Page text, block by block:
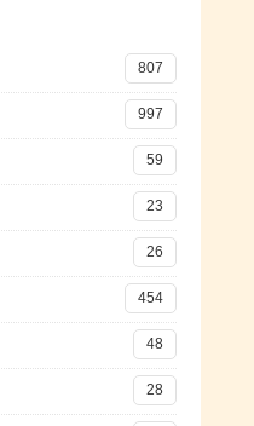
807
997
59
23
26
454
48
28